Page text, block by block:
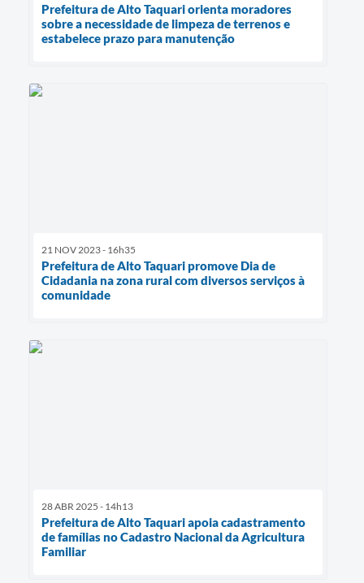
Prefeitura de Alto Taquari orienta moradores
sobre a necessidade de limpeza de terrenos e
estabelece prazo para manutenção
21 NOV 2023 - 16h35
Prefeitura de Alto Taquari promove Dia de
Cidadania na zona rural com diversos serviços à
comunidade
28 ABR 2025 - 14h13
Prefeitura de Alto Taquari apoia cadastramento
de famílias no Cadastro Nacional da Agricultura
Familiar